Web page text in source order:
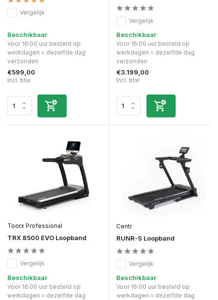
Vergelijk
Beschikbaar
Voor 16:00 uur besteld op
werkdagen = dezelfde dag
verzonden
€599,00
Incl. btw
Vergelijk
Beschikbaar
Voor 16:00 uur besteld op
werkdagen = dezelfde dag
verzonden
€3.199,00
Incl. btw
Toorx Professional
TRX 8500 EVO Loopband
Vergelijk
Beschikbaar
Voor 16:00 uur besteld op
werkdagen = dezelfde dag
Centr
RUNR-S Loopband
Vergelijk
Beschikbaar
Voor 16:00 uur besteld op
werkdagen = dezelfde dag